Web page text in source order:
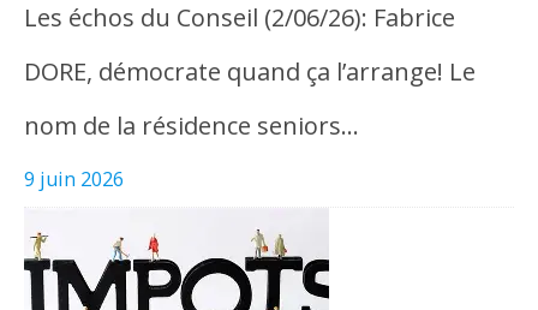
Les échos du Conseil (2/06/26): Fabrice
DORE, démocrate quand ça l’arrange! Le
nom de la résidence seniors…
9 juin 2026